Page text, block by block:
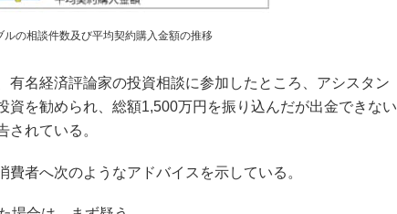
ルの相談件数及び平均契約購入金額の推移
有名経済評論家の投資相談に参加したところ、アシスタン
資を勧められ、総額1,500万円を振り込んだが出金できない
されている。
費者へ次のようなアドバイスを示している。